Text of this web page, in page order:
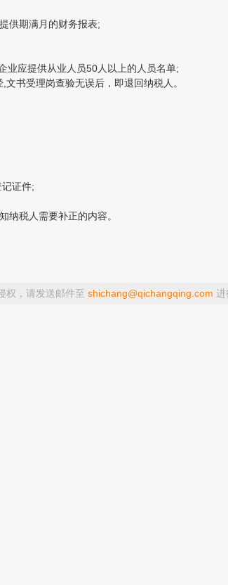
供期满月的财务报表;
应提供从业人员50人以上的人员名单;
书受理岗查验无误后，即退回纳税人。
证件;
税人需要补正的内容。
权，请发送邮件至 shichang@qichangqing.com 进